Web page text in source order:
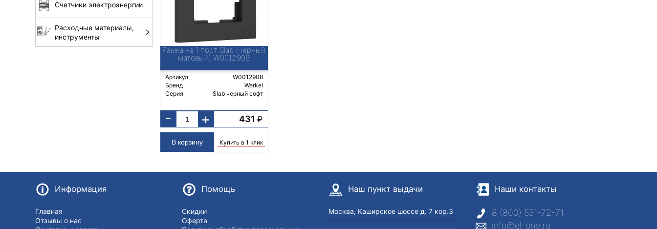
Счетчики электроэнергии
Расходные материалы,
инструменты
Рамка на 1 пост Slab (черный
матовый) W0012908
Артикул
W0012908
Бренд
Werkel
Серия
Slab черный софт
- + 431 ₽
Купить в 1 клик
Информация
Главная
Отзывы о нас
Помощь
Скидки
Оферта
Наш пункт выдачи
Москва, Каширское шоссе д. 7 кор.3
Наши контакты
8 (800) 551-72-71
info@el-one.ru